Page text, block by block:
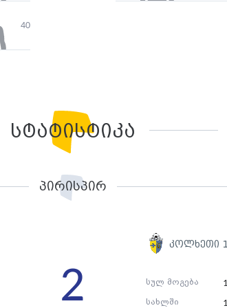
40
სტატისტიკა
პირისპირ
კოლხეთი
სულ მოგება 1
სახლში 1
2